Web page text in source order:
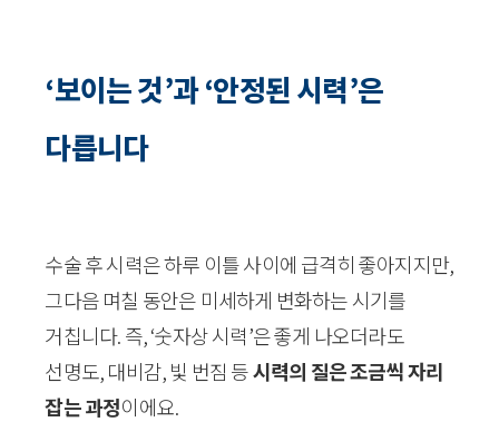
‘보이는 것’과 ‘안정된 시력’은
다릅니다
수술 후 시력은 하루 이틀 사이에 급격히 좋아지지만,
그다음 며칠 동안은 미세하게 변화하는 시기를
거칩니다. 즉, ‘숫자상 시력’은 좋게 나오더라도
선명도, 대비감, 빛 번짐 등시력의 질은 조금씩 자리
잡는 과정이에요.